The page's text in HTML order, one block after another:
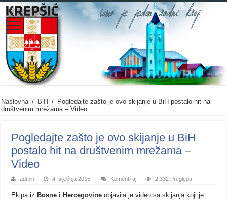
Naslovna / BiH / Pogledajte zašto je ovo skijanje u BiH postalo hit na
društvenim mrežama – Video
Pogledajte zašto je ovo skijanje u BiH
postalo hit na društvenim mrežama –
Video
admin 4. siječnja 2015. Komentiraj 2,332 Pregleda
Ekipa iz Bosne i Hercegovine objavila je video sa skijanja koji je